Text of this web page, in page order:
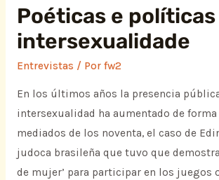
Poéticas e políticas
intersexualidade
Entrevistas / Por fw2
En los últimos años la presencia
intersexualidad ha aumentado de
mediados de los noventa, el caso de
judoca brasileña que tuvo que
de mujer’ para participar en los juegos